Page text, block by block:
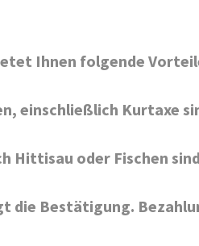
Ihnen folgende
einschließlich Kurtaxe
Hittisau oder Fischen
die Bestätigung.